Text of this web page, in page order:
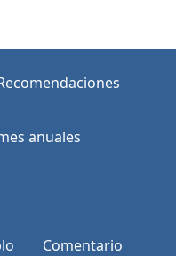
anuales
Comentario